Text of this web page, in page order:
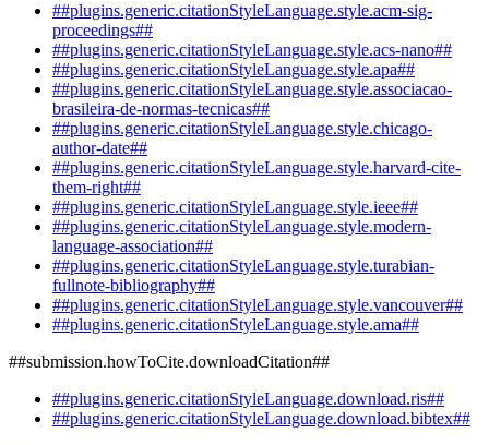
##plugins.generic.citationStyleLanguage.style.acm-sig-
proceedings##
##plugins.generic.citationStyleLanguage.style.acs-nano##
##plugins.generic.citationStyleLanguage.style.apa##
##plugins.generic.citationStyleLanguage.style.associacao-
brasileira-de-normas-tecnicas##
##plugins.generic.citationStyleLanguage.style.chicago-
author-date##
##plugins.generic.citationStyleLanguage.style.harvard-cite-
them-right##
##plugins.generic.citationStyleLanguage.style.ieee##
##plugins.generic.citationStyleLanguage.style.modern-
language-association##
##plugins.generic.citationStyleLanguage.style.turabian-
fullnote-bibliography##
##plugins.generic.citationStyleLanguage.style.vancouver##
##plugins.generic.citationStyleLanguage.style.ama##
##submission.howToCite.downloadCitation##
##plugins.generic.citationStyleLanguage.download.ris##
##plugins.generic.citationStyleLanguage.download.bibtex##